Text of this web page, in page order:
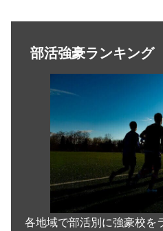
部活強豪ランキング
各地域で部活別に強豪校を